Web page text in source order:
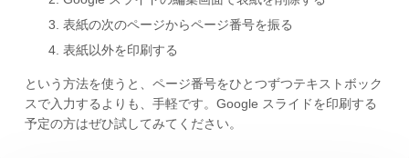
表紙の次のページからページ番号を振る
表紙以外を印刷する
という方法を使うと、ページ番号をひとつずつテキストボック
スで入力するよりも、手軽です。Google スライドを印刷する
予定の方はぜひ試してみてください。